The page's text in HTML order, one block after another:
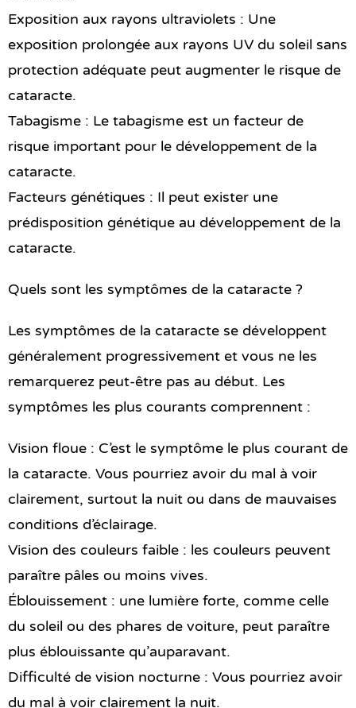
Exposition aux rayons ultraviolets : Une
exposition prolongée aux rayons UV du soleil sans
protection adéquate peut augmenter le risque de
cataracte.
Tabagisme : Le tabagisme est un facteur de
risque important pour le développement de la
cataracte.
Facteurs génétiques : Il peut exister une
prédisposition génétique au développement de la
cataracte.
Quels sont les symptômes de la cataracte ?
Les symptômes de la cataracte se développent
généralement progressivement et vous ne les
remarquerez peut-être pas au début. Les
symptômes les plus courants comprennent :
Vision floue : C’est le symptôme le plus courant de
la cataracte. Vous pourriez avoir du mal à voir
clairement, surtout la nuit ou dans de mauvaises
conditions d’éclairage.
Vision des couleurs faible : les couleurs peuvent
paraître pâles ou moins vives.
Éblouissement : une lumière forte, comme celle
du soleil ou des phares de voiture, peut paraître
plus éblouissante qu’auparavant.
Difficulté de vision nocturne : Vous pourriez avoir
du mal à voir clairement la nuit.